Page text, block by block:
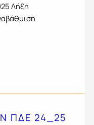
Λήξη
ΠΔΕ 24_25